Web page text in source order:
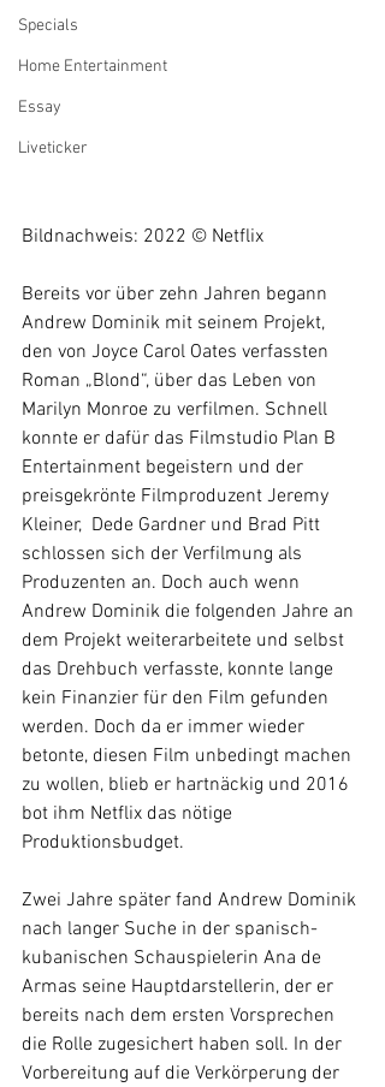
Specials
Home Entertainment
Essay
Liveticker
Bildnachweis: 2022 © Netflix
Bereits vor über zehn Jahren begann
Andrew Dominik mit seinem Projekt,
den von Joyce Carol Oates verfassten
Roman „Blond“, über das Leben von
Marilyn Monroe zu verfilmen. Schnell
konnte er dafür das Filmstudio Plan B
Entertainment begeistern und der
preisgekrönte Filmproduzent Jeremy
Kleiner,  Dede Gardner und Brad Pitt
schlossen sich der Verfilmung als
Produzenten an. Doch auch wenn
Andrew Dominik die folgenden Jahre an
dem Projekt weiterarbeitete und selbst
das Drehbuch verfasste, konnte lange
kein Finanzier für den Film gefunden
werden. Doch da er immer wieder
betonte, diesen Film unbedingt machen
zu wollen, blieb er hartnäckig und 2016
bot ihm Netflix das nötige
Produktionsbudget.
Zwei Jahre später fand Andrew Dominik
nach langer Suche in der spanisch-
kubanischen Schauspielerin Ana de
Armas seine Hauptdarstellerin, der er
bereits nach dem ersten Vorsprechen
die Rolle zugesichert haben soll. In der
Vorbereitung auf die Verkörperung der